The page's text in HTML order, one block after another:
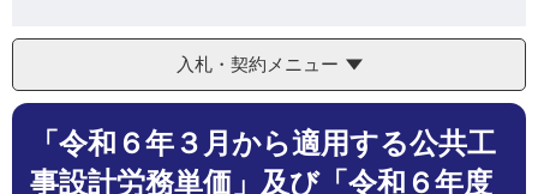
入札・契約メニュー
本
「令和６年３月から適用する公共工
事設計労務単価」及び「令和６年度